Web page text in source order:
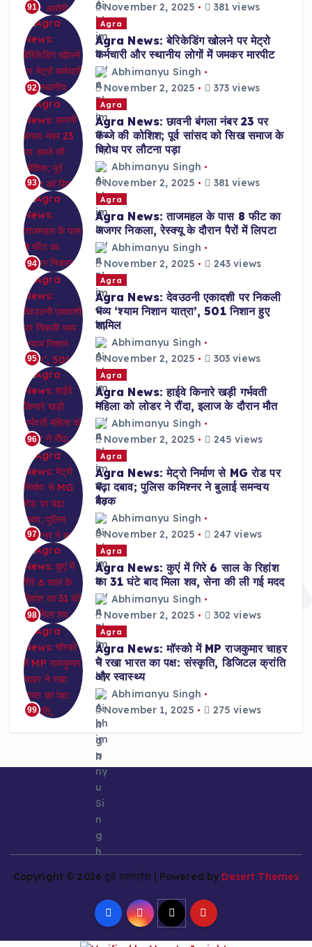
91
November 2, 2025
381 views
92
Agra
Agra News: बेरिकेडिंग खोलने पर मेट्रो
कर्मचारी और स्थानीय लोगों में जमकर मारपीट
Abhimanyu Singh
November 2, 2025
373 views
93
Agra
Agra News: छावनी बंगला नंबर 23 पर
कब्जे की कोशिश; पूर्व सांसद को सिख समाज के
विरोध पर लौटना पड़ा
Abhimanyu Singh
November 2, 2025
381 views
94
Agra
Agra News: ताजमहल के पास 8 फीट का
अजगर निकला, रेस्क्यू के दौरान पैरों में लिपटा
Abhimanyu Singh
November 2, 2025
243 views
95
Agra
Agra News: देवउठनी एकादशी पर निकली
भव्य ‘श्याम निशान यात्रा’, 501 निशान हुए
शामिल
Abhimanyu Singh
November 2, 2025
303 views
96
Agra
Agra News: हाईवे किनारे खड़ी गर्भवती
महिला को लोडर ने रौंदा, इलाज के दौरान मौत
Abhimanyu Singh
November 2, 2025
245 views
97
Agra
Agra News: मेट्रो निर्माण से MG रोड पर
बढ़ा दबाव; पुलिस कमिश्नर ने बुलाई समन्वय
बैठक
Abhimanyu Singh
November 2, 2025
247 views
98
Agra
Agra News: कुएं में गिरे 6 साल के रिहांश
का 31 घंटे बाद मिला शव, सेना की ली गई मदद
Abhimanyu Singh
November 2, 2025
302 views
99
Agra
Agra News: मॉस्को में MP राजकुमार चाहर
ने रखा भारत का पक्ष: संस्कृति, डिजिटल क्रांति
और स्वास्थ्य
Abhimanyu Singh
November 1, 2025
275 views
Copyright © 2026 टुडे एक्सप्रेस | Powered by Desert Themes